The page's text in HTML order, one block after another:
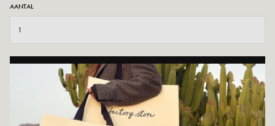
AANTAL
TOEVOEGEN AAN WINKELWAGEN
AAN WENSLIJST TOEVOEGEN